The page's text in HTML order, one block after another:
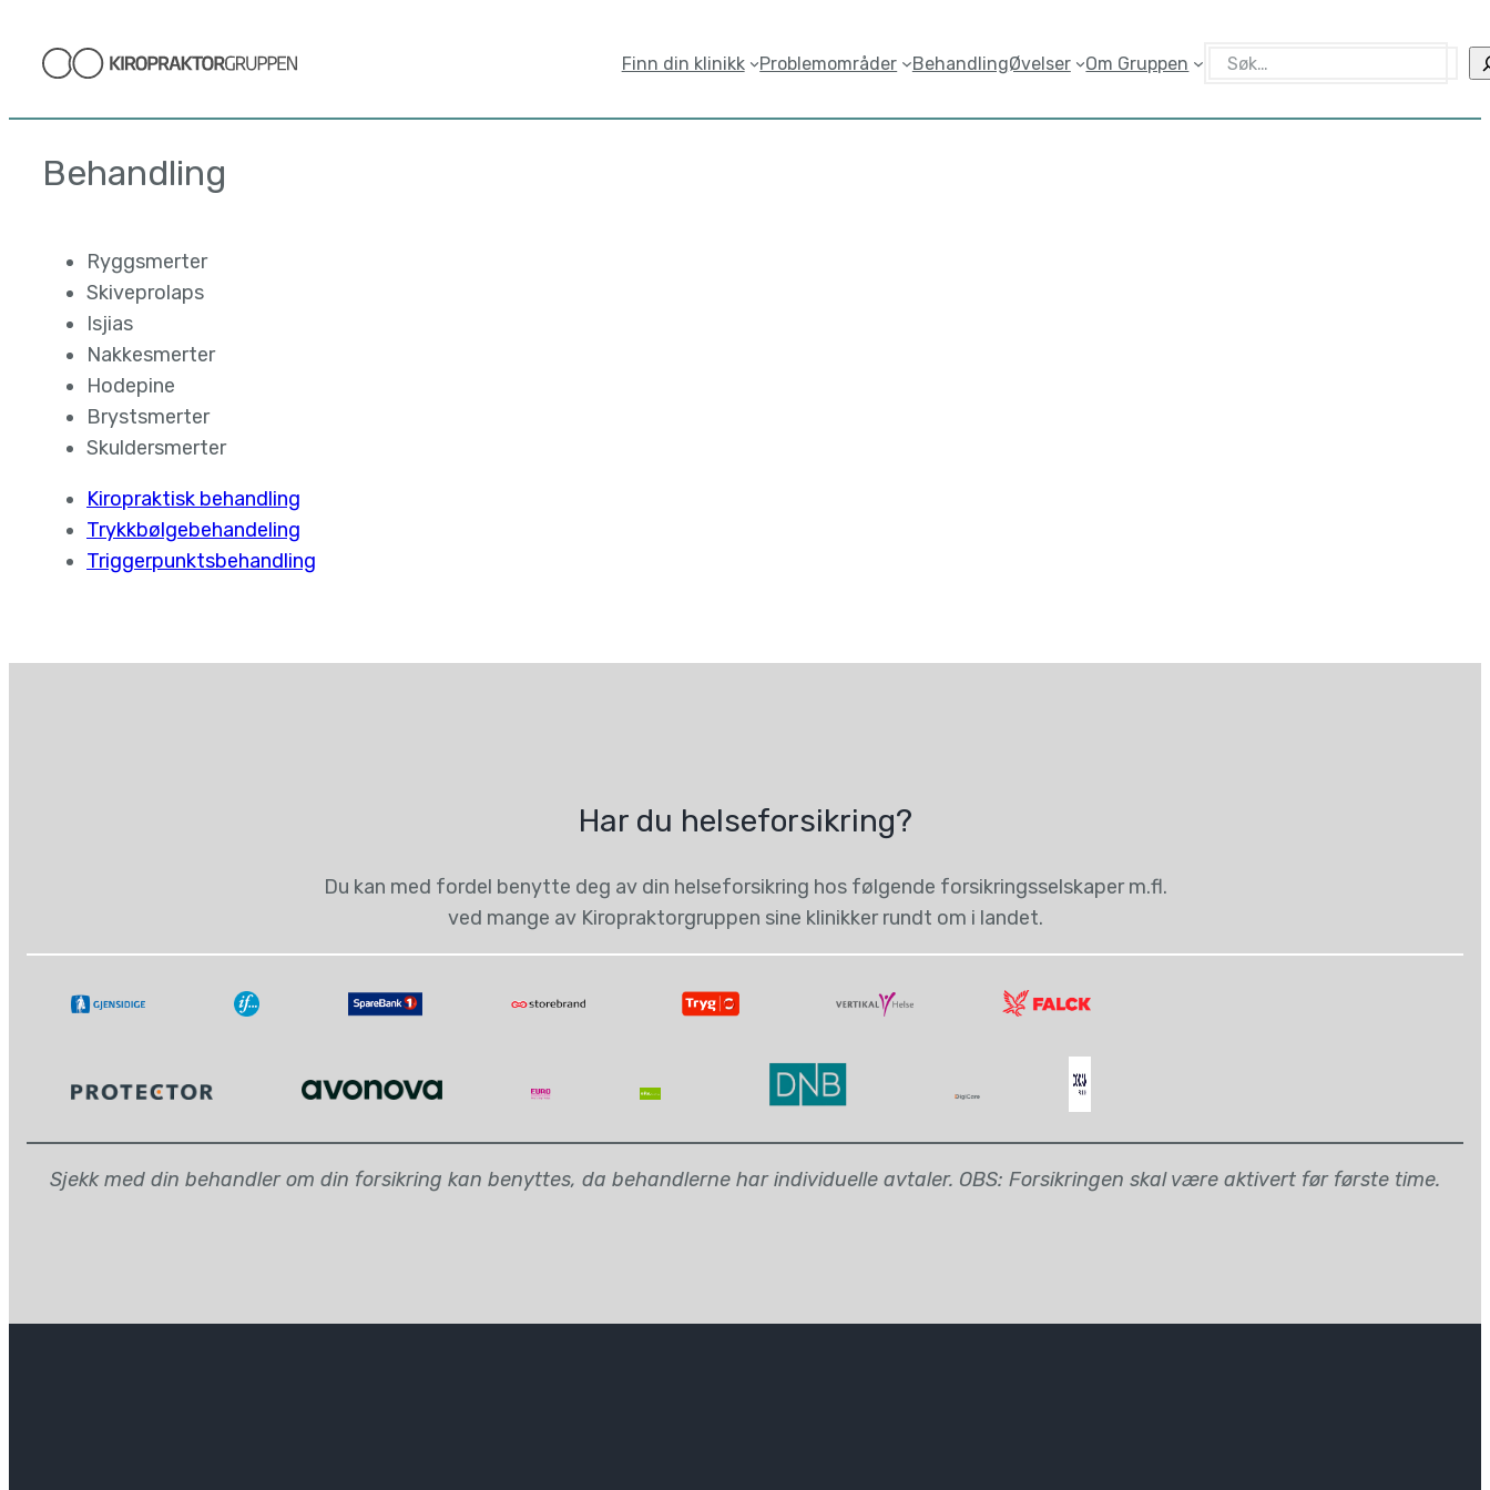
innhold
Finn din klinikk Problemområder BehandlingØvelser Om Gruppen Søk
Behandling
Ryggsmerter
Skiveprolaps
Isjias
Nakkesmerter
Hodepine
Brystsmerter
Skuldersmerter
Kiropraktisk behandling
Trykkbølgebehandeling
Triggerpunktsbehandling
Har du helseforsikring?
Du kan med fordel benytte deg av din helseforsikring hos følgende forsikringsselskaper m.fl.
ved mange av Kiropraktorgruppen sine klinikker rundt om i landet.
Sjekk med din behandler om din forsikring kan benyttes, da behandlerne har individuelle avtaler. OBS: Forsikringen skal være aktivert før første time.